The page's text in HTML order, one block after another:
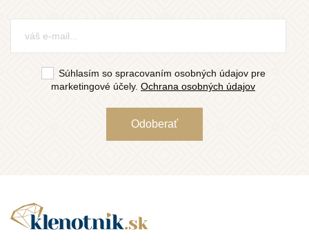
Súhlasím so spracovaním osobných údajov pre
marketingové účely. Ochrana osobných údajov